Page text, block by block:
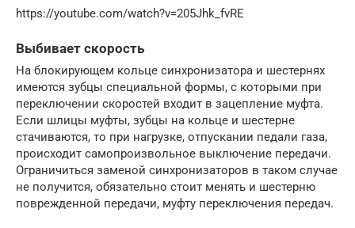
https://youtube.com/watch?v=205Jhk_fvRE
Выбивает скорость
На блокирующем кольце синхронизатора и шестернях
имеются зубцы специальной формы, с которыми при
переключении скоростей входит в зацепление муфта.
Если шлицы муфты, зубцы на кольце и шестерне
стачиваются, то при нагрузке, отпускании педали газа,
происходит самопроизвольное выключение передачи.
Ограничиться заменой синхронизаторов в таком случае
не получится, обязательно стоит менять и шестерню
поврежденной передачи, муфту переключения передач.